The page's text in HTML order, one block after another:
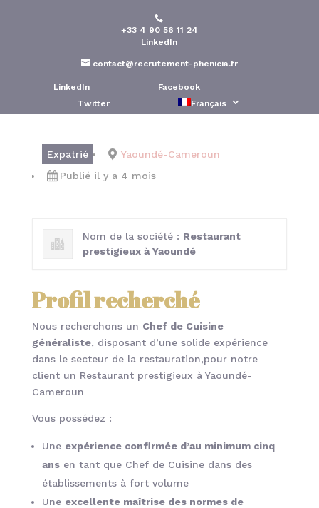
+33 4 90 56 11 24
LinkedIn
contact@recrutement-phenicia.fr
LinkedIn
Facebook
Twitter
Français
Chef de cuisine-
Yaoundé/Cameroun
Publié le : 21 Avr 2026
Expatrié
Yaoundé-Cameroun
Publié il y a 4 mois
Nom de la société : Restaurant
prestigieux à Yaoundé
Profil recherché
Nous recherchons un Chef de Cuisine
généraliste, disposant d’une solide expérience
dans le secteur de la restauration,pour notre
client un Restaurant prestigieux à Yaoundé-
Cameroun
Vous possédez :
Une expérience confirmée d’au minimum cinq
ansen tant que Chef de Cuisine dans des
établissements à fort volume
Une excellente maîtrise des normes de